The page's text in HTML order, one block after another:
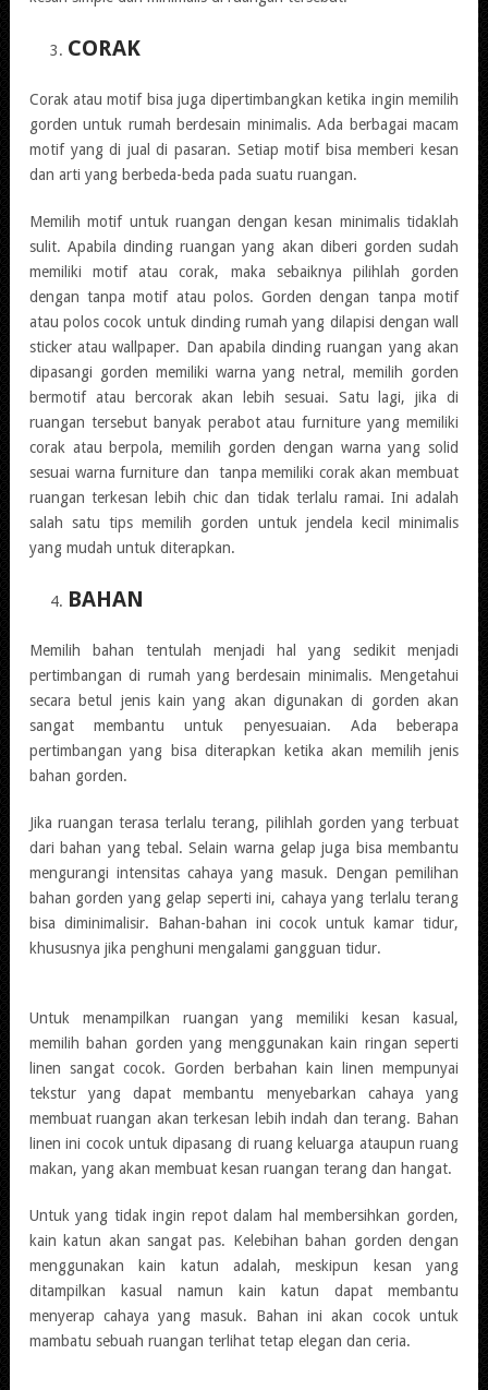
CORAK
Corak atau motif bisa juga dipertimbangkan ketika ingin memilih
gorden untuk rumah berdesain minimalis. Ada berbagai macam
motif yang di jual di pasaran. Setiap motif bisa memberi kesan
dan arti yang berbeda-beda pada suatu ruangan.
Memilih motif untuk ruangan dengan kesan minimalis tidaklah
sulit. Apabila dinding ruangan yang akan diberi gorden sudah
memiliki motif atau corak, maka sebaiknya pilihlah gorden
dengan tanpa motif atau polos. Gorden dengan tanpa motif
atau polos cocok untuk dinding rumah yang dilapisi dengan wall
sticker atau wallpaper. Dan apabila dinding ruangan yang akan
dipasangi gorden memiliki warna yang netral, memilih gorden
bermotif atau bercorak akan lebih sesuai. Satu lagi, jika di
ruangan tersebut banyak perabot atau furniture yang memiliki
corak atau berpola, memilih gorden dengan warna yang solid
sesuai warna furniture dan tanpa memiliki corak akan membuat
ruangan terkesan lebih chic dan tidak terlalu ramai. Ini adalah
salah satu tips memilih gorden untuk jendela kecil minimalis
yang mudah untuk diterapkan.
BAHAN
Memilih bahan tentulah menjadi hal yang sedikit menjadi
pertimbangan di rumah yang berdesain minimalis. Mengetahui
secara betul jenis kain yang akan digunakan di gorden akan
sangat membantu untuk penyesuaian. Ada beberapa
pertimbangan yang bisa diterapkan ketika akan memilih jenis
bahan gorden.
Jika ruangan terasa terlalu terang, pilihlah gorden yang terbuat
dari bahan yang tebal. Selain warna gelap juga bisa membantu
mengurangi intensitas cahaya yang masuk. Dengan pemilihan
bahan gorden yang gelap seperti ini, cahaya yang terlalu terang
bisa diminimalisir. Bahan-bahan ini cocok untuk kamar tidur,
khususnya jika penghuni mengalami gangguan tidur.
Untuk menampilkan ruangan yang memiliki kesan kasual,
memilih bahan gorden yang menggunakan kain ringan seperti
linen sangat cocok. Gorden berbahan kain linen mempunyai
tekstur yang dapat membantu menyebarkan cahaya yang
membuat ruangan akan terkesan lebih indah dan terang. Bahan
linen ini cocok untuk dipasang di ruang keluarga ataupun ruang
makan, yang akan membuat kesan ruangan terang dan hangat.
Untuk yang tidak ingin repot dalam hal membersihkan gorden,
kain katun akan sangat pas. Kelebihan bahan gorden dengan
menggunakan kain katun adalah, meskipun kesan yang
ditampilkan kasual namun kain katun dapat membantu
menyerap cahaya yang masuk. Bahan ini akan cocok untuk
mambatu sebuah ruangan terlihat tetap elegan dan ceria.